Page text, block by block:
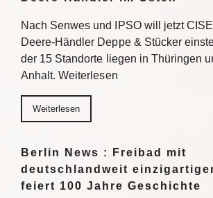
Nach Senwes und IPSO will jetzt
Deere-Händler Deppe & Stücker
der 15 Standorte liegen in Thüringen
Anhalt. Weiterlesen
Weiterlesen
Berlin News : Freibad mit
deutschlandweit
feiert 100 Jahre Geschichte